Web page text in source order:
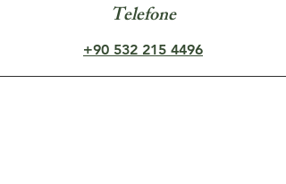
Telefone
+90 532 215 4496